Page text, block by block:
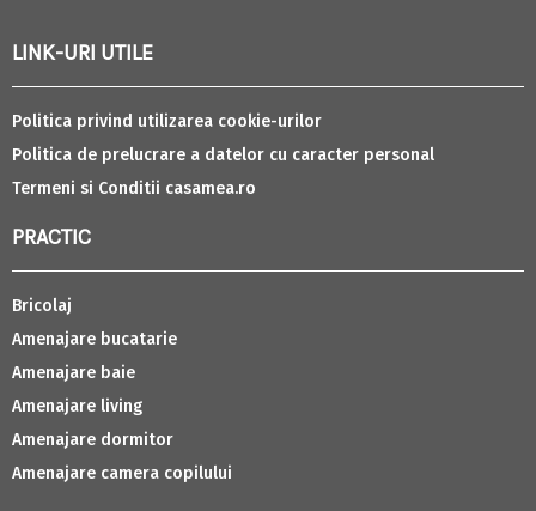
LINK-URI UTILE
Politica privind utilizarea cookie-urilor
Politica de prelucrare a datelor cu caracter personal
Termeni si Conditii casamea.ro
PRACTIC
Bricolaj
Amenajare bucatarie
Amenajare baie
Amenajare living
Amenajare dormitor
Amenajare camera copilului